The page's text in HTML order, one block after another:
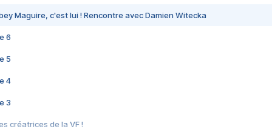
Maguire, c'est lui ! Rencontre avec Damien Witecka
6
5
4
3
créatrices de la VF !